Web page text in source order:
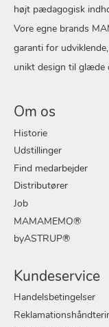
højt pædagogisk
Vore egne brands
garanti for
unikt design til glæde
Om os
Historie
Udstillinger
Find medarbejder
Distributører
Job
MAMAMEMO®
byASTRUP®
Kundeservice
Handelsbetingelser